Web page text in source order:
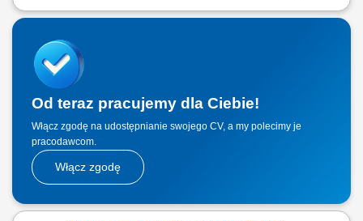
Twoje główne zadania: zapewnienie profesjonalnej obsługi i
Top Drive zgodnie ze standardami restauracji; dbałość o porządek i
czystość na stanowisku pracy; obsługa kasy fiskalnej;
Od teraz pracujemy dla Ciebie!
Włącz zgodę na udostępnianie swojego CV, a my polecimy je
pracodawcom.
Włącz zgodę